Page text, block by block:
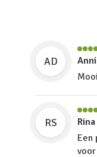
AD
RS
Een